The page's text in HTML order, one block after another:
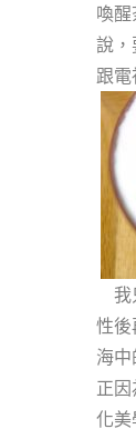
喚
說，
跟
我
性後
海
正
化美